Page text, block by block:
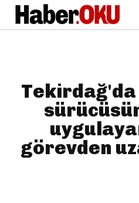
görevden